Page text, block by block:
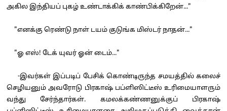
அகில இந்தியப் புகழ் உண்டாக்கிக் காண்பிக்கிறேன்..."
"எனக்கு ரெண்டு நாள் டயம் குடுங்க மிஸ்டர் நாதன்..."
"ஓ எஸ்! டேக் யுவர் ஓன் டைம்..."
-இவர்கள் இப்படிப் பேசிக் கொண்டிருந்த சமயத்தில் கலைச்
செழியனும் அவரோடு பிரகாஷ் பப்ளிஸிட்டீஸ் உரிமையாளரும்
வந்து சேர்ந்தார்கள். கமலக்கண்ணனுக்குப் பிரகாஷ்